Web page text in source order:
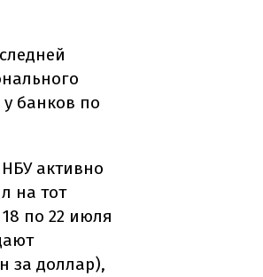
банков по
НБУ активно
на тот
по 22 июля
за доллар),